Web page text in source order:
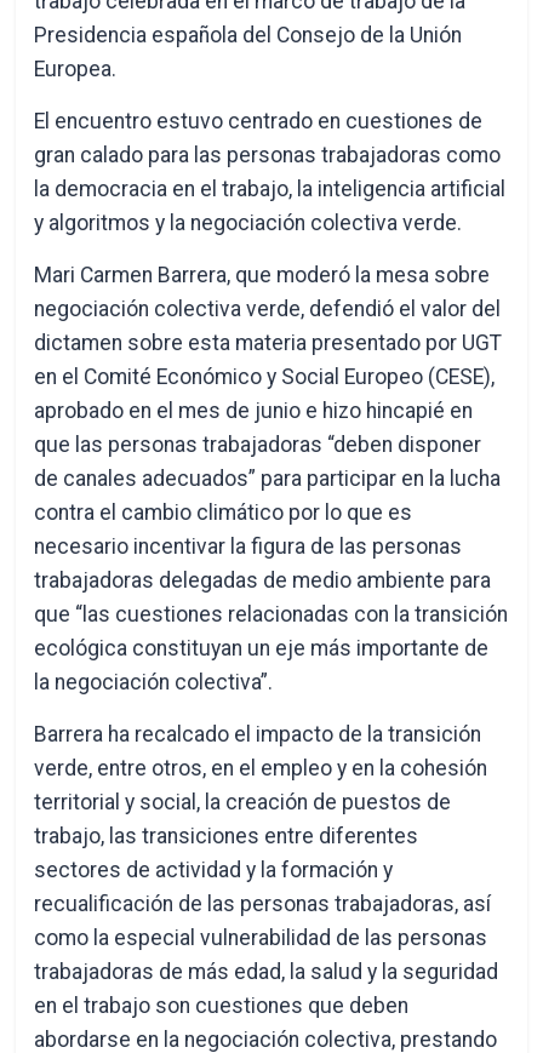
Presidencia española del Consejo de la Unión
Europea.
El encuentro estuvo centrado en cuestiones de
gran calado para las personas trabajadoras como
la democracia en el trabajo, la inteligencia artificial
y algoritmos y la negociación colectiva verde.
Mari Carmen Barrera, que moderó la mesa sobre
negociación colectiva verde, defendió el valor del
dictamen sobre esta materia presentado por UGT
en el Comité Económico y Social Europeo (CESE),
aprobado en el mes de junio e hizo hincapié en
que las personas trabajadoras “deben disponer
de canales adecuados” para participar en la lucha
contra el cambio climático por lo que es
necesario incentivar la figura de las personas
trabajadoras delegadas de medio ambiente para
que “las cuestiones relacionadas con la transición
ecológica constituyan un eje más importante de
la negociación colectiva”.
Barrera ha recalcado el impacto de la transición
verde, entre otros, en el empleo y en la cohesión
territorial y social, la creación de puestos de
trabajo, las transiciones entre diferentes
sectores de actividad y la formación y
recualificación de las personas trabajadoras, así
como la especial vulnerabilidad de las personas
trabajadoras de más edad, la salud y la seguridad
en el trabajo son cuestiones que deben
abordarse en la negociación colectiva, prestando